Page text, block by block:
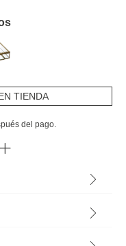
TIENDA
del pago.
15cm | En hôma
| Material: Vidrio, Metal |metal